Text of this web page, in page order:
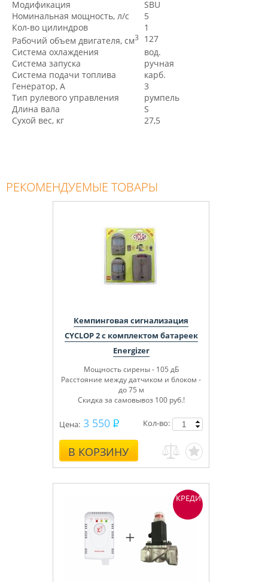
Модификация
SBU
Номинальная мощность, л/с
5
Кол-во цилиндров
1
Рабочий объем двигателя, см3
127
Система охлаждения
вод.
Система запуска
ручная
Система подачи топлива
карб.
Генератор, A
3
Тип рулевого управления
румпель
Длина вала
S
Сухой вес, кг
27,5
РЕКОМЕНДУЕМЫЕ ТОВАРЫ
Кемпинговая сигнализация
CYCLOP 2 с комплектом батареек
Energizer
Мощность сирены - 105 дБ
Расстояние между датчиком и блоком -
до 75 м
Скидка за самовывоз 100 руб.!
Цена: 3 550
В КОРЗИНУ
Кол-во:
КРЕДИТ